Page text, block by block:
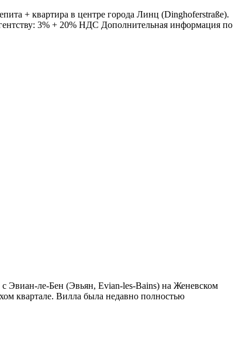
+ квартира в центре города Линц (Dinghoferstraße).
3% + 20% НДС Дополнительная информация по
Эвиан-ле-Бен (Эвьян, Evian-les-Bains) на Женевском
квартале. Вилла была недавно полностью